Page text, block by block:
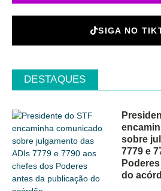
SIGA NO
DESTAQUES
sobre
7779 e
do